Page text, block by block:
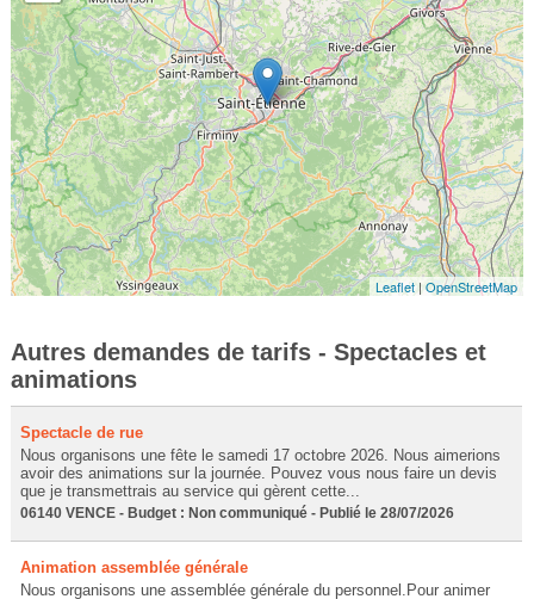
Leaflet |OpenStreetMap
Autres demandes de tarifs - Spectacles et
animations
Spectacle de rue
Nous organisons une fête le samedi 17 octobre 2026. Nous aimerions
avoir des animations sur la journée. Pouvez vous nous faire un devis
que je transmettrais au service qui gèrent cette...
06140 VENCE - Budget : Non communiqué - Publié le 28/07/2026
Animation assemblée générale
Nous organisons une assemblée générale du personnel.Pour animer